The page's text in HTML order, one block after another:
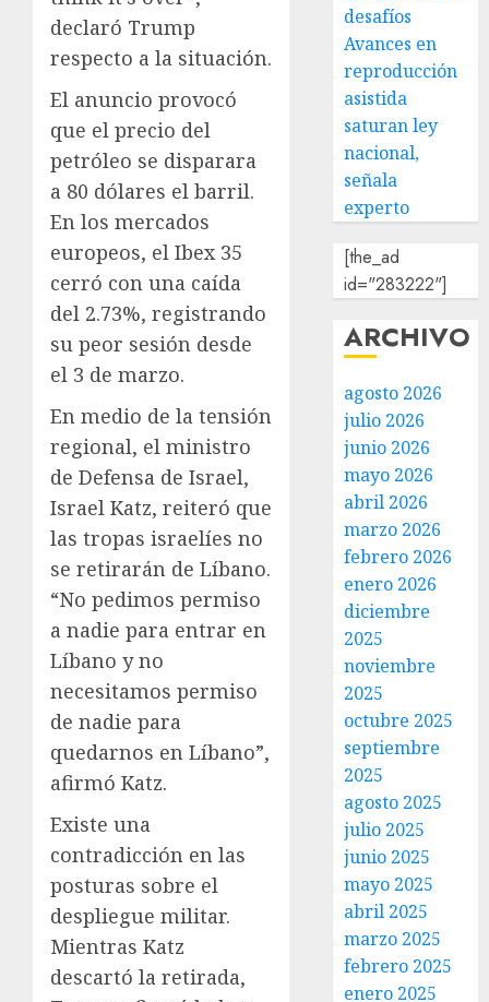
declaró Trump
respecto a la situación.
El anuncio provocó
que el precio del
petróleo se disparara
a 80 dólares el barril.
En los mercados
europeos, el Ibex 35
cerró con una caída
del 2.73%, registrando
su peor sesión desde
el 3 de marzo.
En medio de la tensión
regional, el ministro
de Defensa de Israel,
Israel Katz, reiteró que
las tropas israelíes no
se retirarán de Líbano.
“No pedimos permiso
a nadie para entrar en
Líbano y no
necesitamos permiso
de nadie para
quedarnos en Líbano”,
afirmó Katz.
Existe una
contradicción en las
posturas sobre el
despliegue militar.
Mientras Katz
descartó la retirada,
desafíos
Avances en
reproducción
asistida
saturan ley
nacional,
señala
experto
[the_ad
id="283222"]
ARCHIVO
agosto 2026
julio 2026
junio 2026
mayo 2026
abril 2026
marzo 2026
febrero 2026
enero 2026
diciembre
2025
noviembre
2025
octubre 2025
septiembre
2025
agosto 2025
julio 2025
junio 2025
mayo 2025
abril 2025
marzo 2025
febrero 2025
enero 2025